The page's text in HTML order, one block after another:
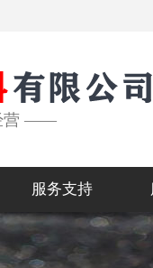
营 ——
服务支持